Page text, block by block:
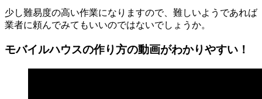
少し難易度の高い作業になりますので、難しいようであれば
業者に頼んでみてもいいのではないでしょうか。
モバイルハウスの作り方の動画がわかりやすい！